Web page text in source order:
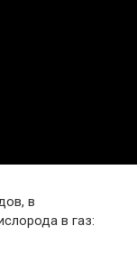
в
в газ: